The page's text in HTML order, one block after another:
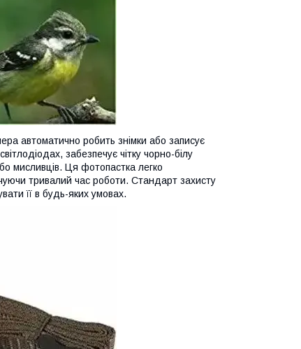
автоматично робить знімки або записує
забезпечує чітку чорно-білу
мисливців. Ця фотопастка легко
тривалий час роботи. Стандарт захисту
її в будь-яких умовах.